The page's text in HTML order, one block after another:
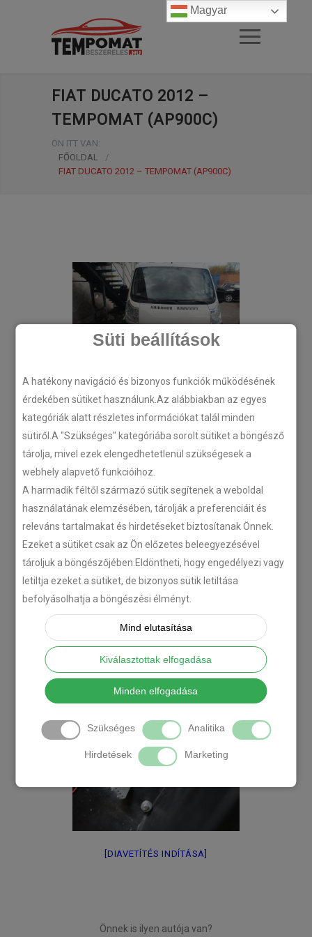
Süti beállítások
A hatékony navigáció és bizonyos funkciók működésének
érdekében sütiket használunk.Az alábbiakban az egyes
kategóriák alatt részletes információkat talál minden
sütiről.A "Szükséges" kategóriába sorolt sütiket a böngésző
tárolja, mivel ezek elengedhetetlenül szükségesek a
webhely alapvető funkcióihoz.
A harmadik féltől származó sütik segítenek a weboldal
használatának elemzésében, tárolják a preferenciáit és
releváns tartalmakat és hirdetéseket biztosítanak Önnek.
Ezeket a sütiket csak az Ön előzetes beleegyezésével
tároljuk a böngészőjében.Eldöntheti, hogy engedélyezi vagy
letiltja ezeket a sütiket, de bizonyos sütik letiltása
befolyásolhatja a böngészési élményt.
Mind elutasítása
Kiválasztottak elfogadása
Minden elfogadása
Szükséges Analitika
Hirdetések Marketing
FIAT DUCATO 2012 –
TEMPOMAT (AP900C)
ÖN ITT VAN:
FŐOLDAL
/
FIAT DUCATO 2012 – TEMPOMAT (AP900C)
[DIAVETÍTÉS INDÍTÁSA]
Önnek is ilyen autója van?
Magyar